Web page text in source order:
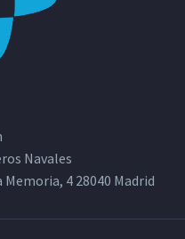
Navales
Memoria, 4 28040 Madrid